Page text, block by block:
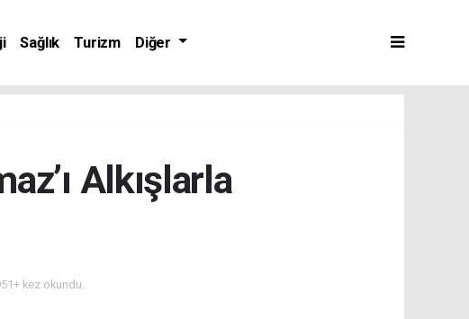
Sağlık Turizm Diğer
Alkışlarla
kez okundu.